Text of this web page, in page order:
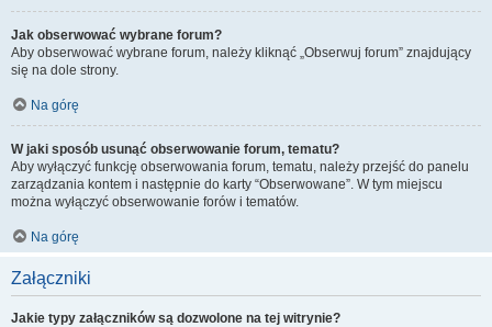
Jak obserwować wybrane forum?
Aby obserwować wybrane forum, należy kliknąć „Obserwuj forum” znajdujący
się na dole strony.
Na górę
W jaki sposób usunąć obserwowanie forum, tematu?
Aby wyłączyć funkcję obserwowania forum, tematu, należy przejść do panelu
zarządzania kontem i następnie do karty “Obserwowane”. W tym miejscu
można wyłączyć obserwowanie forów i tematów.
Na górę
Załączniki
Jakie typy załączników są dozwolone na tej witrynie?